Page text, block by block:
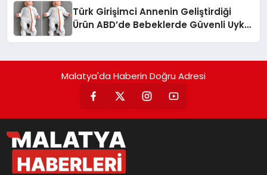
Türk Girişimci Annenin Geliştirdiği
Ürün ABD’de Bebeklerde Güvenli Uyku
Malatya'da Haberin Doğru Adresi